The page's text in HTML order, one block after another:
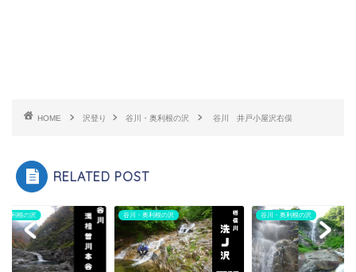
HOME 沢登り 谷川・奥利根の沢 谷川 井戸小屋沢右俣
RELATED POST
奥利根の沢 谷川・奥利根の沢 谷川・奥利根の沢